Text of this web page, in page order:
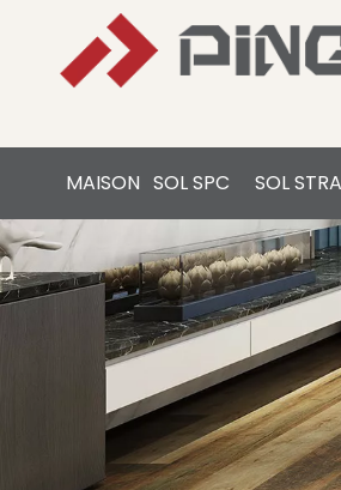
MAISON SOL SPC SOL